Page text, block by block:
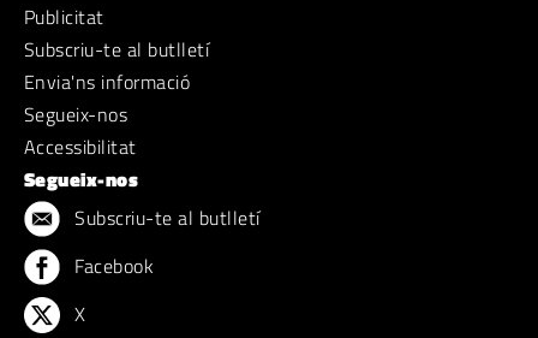
Publicitat
Subscriu-te al butlletí
Envia'ns informació
Segueix-nos
Accessibilitat
Segueix-nos
Subscriu-te al butlletí
Facebook
X